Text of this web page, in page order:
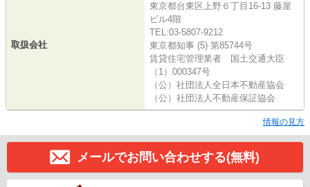
取扱会社
東京都台東区上野６丁目16-13 藤屋
ビル4階
TEL:03-5807-9212
東京都知事 (5) 第85744号
賃貸住宅管理業者 国土交通大臣
（1）000347号
（公）社団法人全日本不動産協会
（公）社団法人不動産保証協会
情報の見方
メールでお問い合わせする(無料)